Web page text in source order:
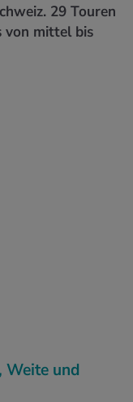
29 Touren
von mittel bis
Weite und